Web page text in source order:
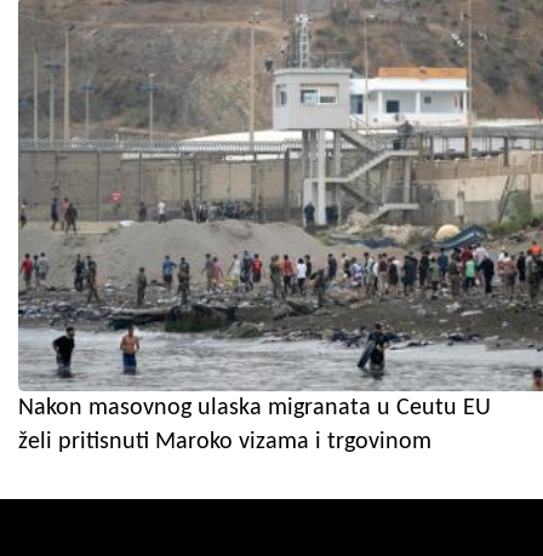
Nakon masovnog ulaska migranata u Ceutu EU
želi pritisnuti Maroko vizama i trgovinom